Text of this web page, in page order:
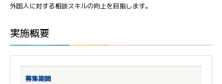
外国人に対する相談スキルの向上を目指します。
実施概要
募集期間